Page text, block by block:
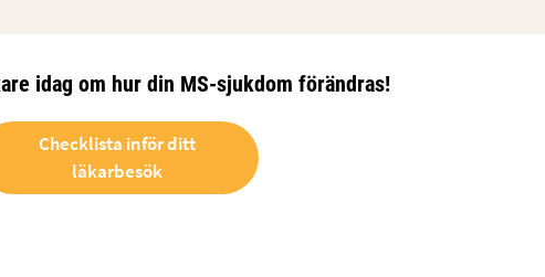
idag om hur din MS-sjukdom förändras!
Checklista inför ditt
läkarbesök